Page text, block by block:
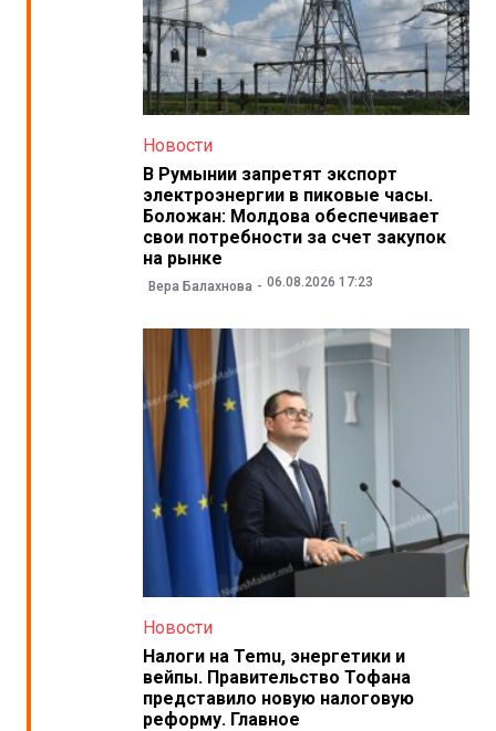
Новости
В Румынии запретят экспорт
электроэнергии в пиковые часы.
Боложан: Молдова обеспечивает
свои потребности за счет закупок
на рынке
Вера Балахнова 06.08.2026 17:23
Новости
Налоги на Temu, энергетики и
вейпы. Правительство Тофана
представило новую налоговую
реформу. Главное